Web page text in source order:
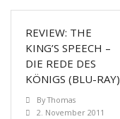
REVIEW: THE
KING’S SPEECH –
DIE REDE DES
KÖNIGS (BLU-RAY)
ByThomas
2. November 2011